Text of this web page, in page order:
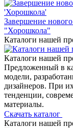
Завершение
"Хорошкола"
Каталоги нашей
Каталоги нашей
Предложенный в
модели,
дизайнеров. При
тенденции,
материалы.
Скачать каталог
Каталоги нашей